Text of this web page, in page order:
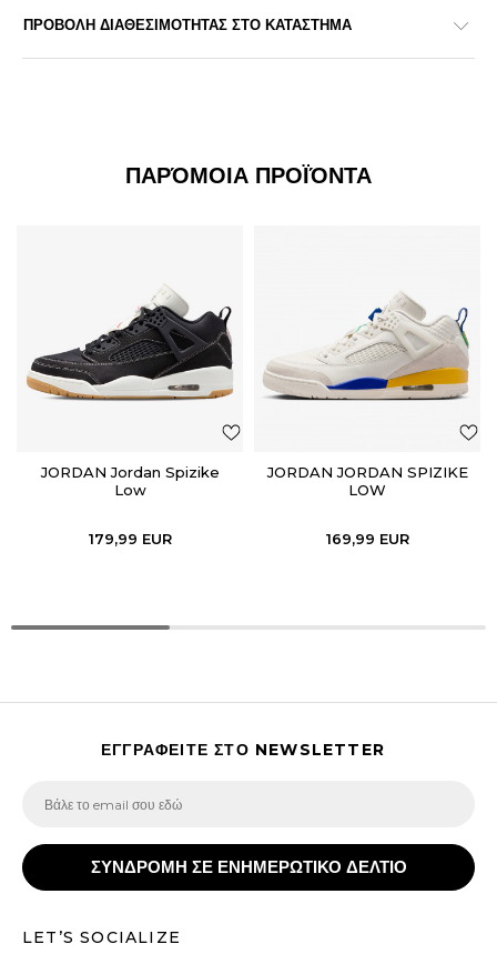
ΠΡΟΒΟΛΗ ΔΙΑΘΕΣΙΜΟΤΗΤΑΣ ΣΤΟ ΚΑΤΑΣΤΗΜΑ
ΠΑΡΌΜΟΙΑ ΠΡΟΪΌΝΤΑ
JORDAN Jordan Spizike
Low
179,99 EUR
JORDAN JORDAN SPIZIKE
LOW
169,99 EUR
ΕΓΓΡΑΦΕΙΤΕ ΣΤΟ NEWSLETTER
ΣΥΝΔΡΟΜΗ ΣΕ ΕΝΗΜΕΡΩΤΙΚΟ ΔΕΛΤΙΟ
LET’S SOCIALIZE